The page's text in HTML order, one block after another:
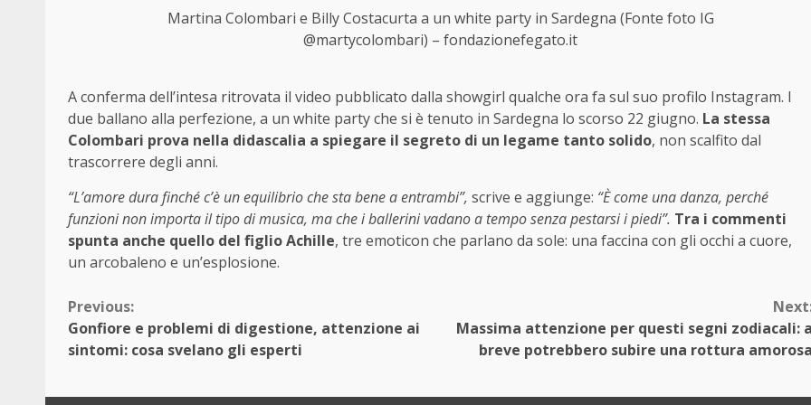
Martina Colombari e Billy Costacurta a un white party in Sardegna (Fonte foto IG
@martycolombari) – fondazionefegato.it
A conferma dell’intesa ritrovata il video pubblicato dalla showgirl qualche ora fa sul suo profilo Instagram. I
due ballano alla perfezione, a un white party che si è tenuto in Sardegna lo scorso 22 giugno. La stessa
Colombari prova nella didascalia a spiegare il segreto di un legame tanto solido, non scalfito dal
trascorrere degli anni.
“L’amore dura finché c’è un equilibrio che sta bene a entrambi”, scrive e aggiunge: “È come una danza, perché
funzioni non importa il tipo di musica, ma che i ballerini vadano a tempo senza pestarsi i piedi”. Tra i commenti
spunta anche quello del figlio Achille, tre emoticon che parlano da sole: una faccina con gli occhi a cuore,
un arcobaleno e un’esplosione.
Continue
Reading
Previous:
Gonfiore e problemi di digestione, attenzione ai
sintomi: cosa svelano gli esperti
Massima attenzione per questi segni zodiacali: a
breve potrebbero subire una rottura amorosa